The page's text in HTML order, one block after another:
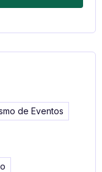
de Eventos